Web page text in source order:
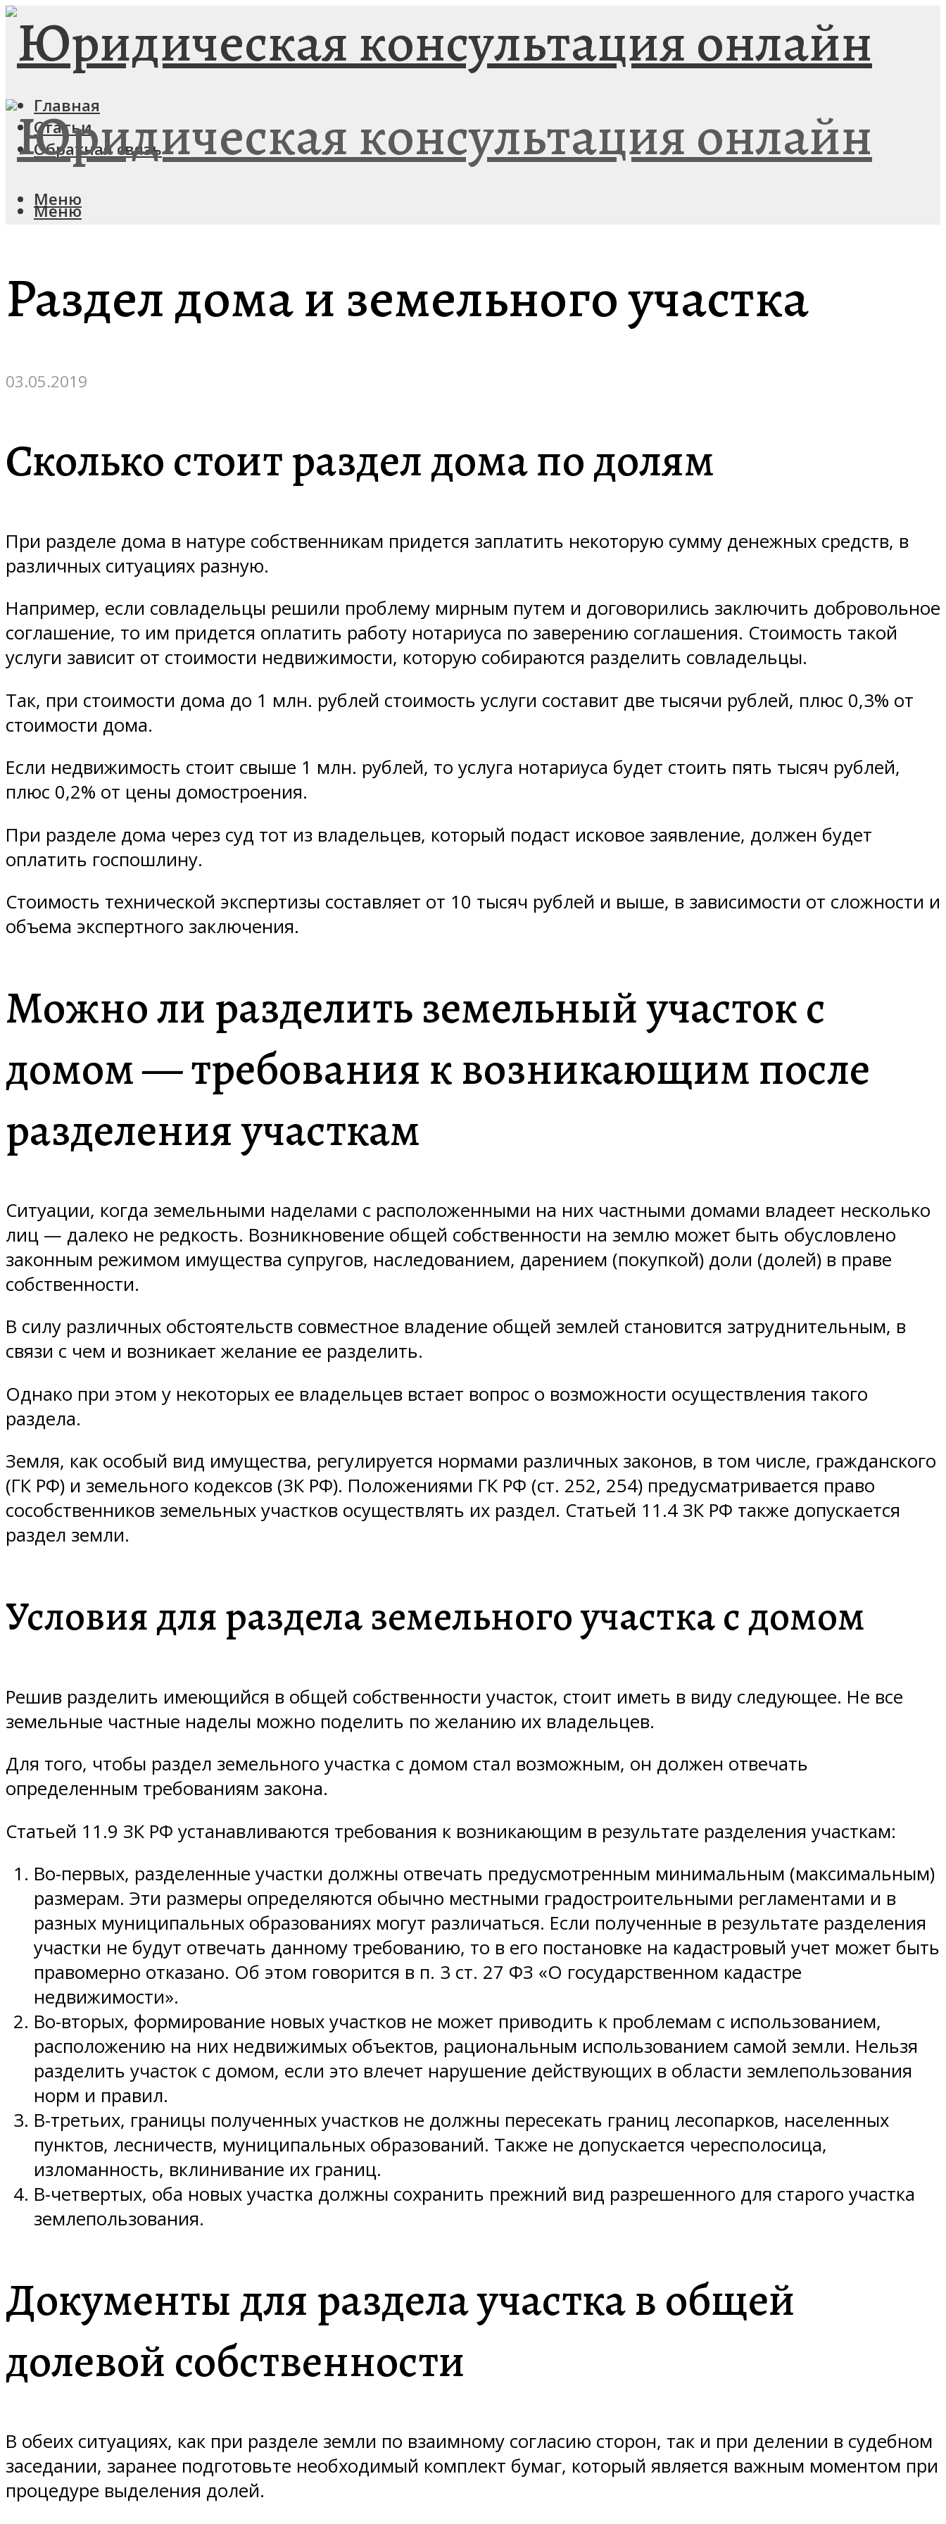
Главная
Статьи
Обратная связь
Меню
Меню
Раздел дома и земельного участка
03.05.2019
Сколько стоит раздел дома по долям
При разделе дома в натуре собственникам придется заплатить некоторую сумму денежных средств, в
различных ситуациях разную.
Например, если совладельцы решили проблему мирным путем и договорились заключить добровольное
соглашение, то им придется оплатить работу нотариуса по заверению соглашения. Стоимость такой
услуги зависит от стоимости недвижимости, которую собираются разделить совладельцы.
Так, при стоимости дома до 1 млн. рублей стоимость услуги составит две тысячи рублей, плюс 0,3% от
стоимости дома.
Если недвижимость стоит свыше 1 млн. рублей, то услуга нотариуса будет стоить пять тысяч рублей,
плюс 0,2% от цены домостроения.
При разделе дома через суд тот из владельцев, который подаст исковое заявление, должен будет
оплатить госпошлину.
Стоимость технической экспертизы составляет от 10 тысяч рублей и выше, в зависимости от сложности и
объема экспертного заключения.
Можно ли разделить земельный участок с
домом — требования к возникающим после
разделения участкам
Ситуации, когда земельными наделами с расположенными на них частными домами владеет несколько
лиц — далеко не редкость. Возникновение общей собственности на землю может быть обусловлено
законным режимом имущества супругов, наследованием, дарением (покупкой) доли (долей) в праве
собственности.
В силу различных обстоятельств совместное владение общей землей становится затруднительным, в
связи с чем и возникает желание ее разделить.
Однако при этом у некоторых ее владельцев встает вопрос о возможности осуществления такого
раздела.
Земля, как особый вид имущества, регулируется нормами различных законов, в том числе, гражданского
(ГК РФ) и земельного кодексов (ЗК РФ). Положениями ГК РФ (ст. 252, 254) предусматривается право
сособственников земельных участков осуществлять их раздел. Статьей 11.4 ЗК РФ также допускается
раздел земли.
Условия для раздела земельного участка с домом
Решив разделить имеющийся в общей собственности участок, стоит иметь в виду следующее. Не все
земельные частные наделы можно поделить по желанию их владельцев.
Для того, чтобы раздел земельного участка с домом стал возможным, он должен отвечать
определенным требованиям закона.
Статьей 11.9 ЗК РФ устанавливаются требования к возникающим в результате разделения участкам:
Во-первых, разделенные участки должны отвечать предусмотренным минимальным (максимальным)
размерам. Эти размеры определяются обычно местными градостроительными регламентами и в
разных муниципальных образованиях могут различаться. Если полученные в результате разделения
участки не будут отвечать данному требованию, то в его постановке на кадастровый учет может быть
правомерно отказано. Об этом говорится в п. 3 ст. 27 ФЗ «О государственном кадастре
недвижимости».
Во-вторых, формирование новых участков не может приводить к проблемам с использованием,
расположению на них недвижимых объектов, рациональным использованием самой земли. Нельзя
разделить участок с домом, если это влечет нарушение действующих в области землепользования
норм и правил.
В-третьих, границы полученных участков не должны пересекать границ лесопарков, населенных
пунктов, лесничеств, муниципальных образований. Также не допускается чересполосица,
изломанность, вклинивание их границ.
В-четвертых, оба новых участка должны сохранить прежний вид разрешенного для старого участка
землепользования.
Документы для раздела участка в общей
долевой собственности
В обеих ситуациях, как при разделе земли по взаимному согласию сторон, так и при делении в судебном
заседании, заранее подготовьте необходимый комплект бумаг, который является важным моментом при
процедуре выделения долей.